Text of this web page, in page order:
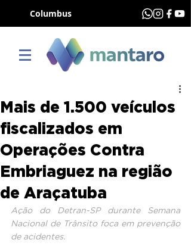
Columbus
Mais de 1.500 veículos
fiscalizados em
Operações Contra
Embriaguez na região
de Araçatuba
Ação do Detran-SP durante Semana
Nacional de Trânsito foca em prevenção
de acidentes.